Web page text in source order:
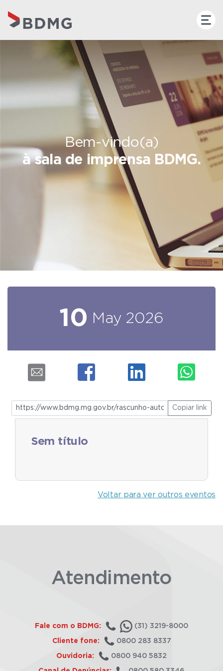
Bem-vindo(a)
à sala de imprensa BDMG.
10 May 2026
Copiar link
Sem título
Voltar para ver outros eventos
Atendimento
Fale com o BDMG: (31) 3219-8000
Cliente fone: 0800 283 8337
Ouvidoria: 0800 940 5832